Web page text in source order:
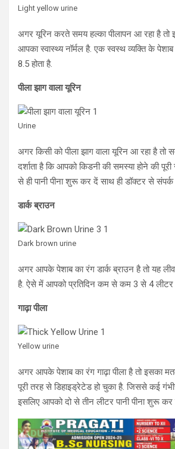
Light yellow urine
अगर यूरिन करते समय हल्का पीलापन आ रहा है तो
आपका स्वास्थ्य नॉर्मल है. एक स्वस्थ व्यक्ति के
8.5 होता है.
पीला झाग वाला यूरिन
Urine
अगर किसी को पीला झाग वाला यूरिन आ रहा है तो
दर्शाता है कि आपको किडनी की समस्या होने की
से ही पानी पीना शुरू कर दें साथ ही डॉक्टर से
डार्क ब्राउन
Dark brown urine
अगर आपके पेशाब का रंग डार्क ब्राउन है तो यह
है. ऐसे में आपको प्रतिदिन कम से कम 3 से 4 लीटर
गाढ़ा पीला
Yellow urine
अगर आपके पेशाब का रंग गाढ़ा पीला है तो इसका
पूरी तरह से डिहाइड्रेटेड हो चुका है. जिससे कई
इसलिए आपको दो से तीन लीटर पानी पीना शुरू कर